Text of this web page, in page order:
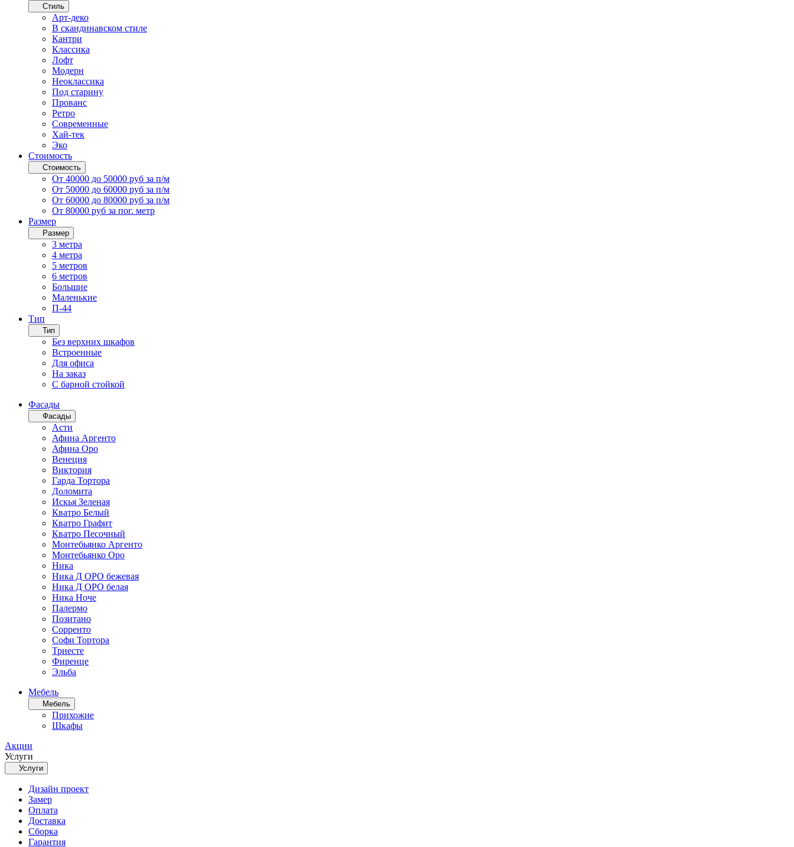
Стиль
Арт-деко
В скандинавском стиле
Кантри
Классика
Лофт
Модерн
Неоклассика
Под старину
Прованс
Ретро
Современные
Хай-тек
Эко
Стоимость
Стоимость
От 40000 до 50000 руб за п/м
От 50000 до 60000 руб за п/м
От 60000 до 80000 руб за п/м
От 80000 руб за пог. метр
Размер
Размер
3 метра
4 метра
5 метров
6 метров
Большие
Маленькие
П-44
Тип
Тип
Без верхних шкафов
Встроенные
Для офиса
На заказ
С барной стойкой
Фасады
Фасады
Асти
Афина Аргенто
Афина Оро
Венеция
Виктория
Гарда Тортора
Доломита
Искья Зеленая
Кватро Белый
Кватро Графит
Кватро Песочный
Монтебьянко Аргенто
Монтебьянко Оро
Ника
Ника Д ОРО бежевая
Ника Д ОРО белая
Ника Ноче
Палермо
Позитано
Сорренто
Софи Тортора
Триесте
Фиренце
Эльба
Мебель
Мебель
Прихожие
Шкафы
Акции
Услуги
Услуги
Дизайн проект
Замер
Оплата
Доставка
Сборка
Гарантия